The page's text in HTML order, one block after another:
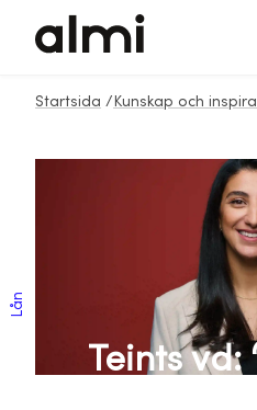
Startsida / Kunskap och
Teints vd:
Lån